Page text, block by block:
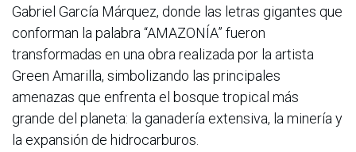
Gabriel García Márquez, donde las letras gigantes que
conforman la palabra “AMAZONÍA” fueron
transformadas en una obra realizada por la artista
Green Amarilla, simbolizando las principales
amenazas que enfrenta el bosque tropical más
grande del planeta: la ganadería extensiva, la minería y
la expansión de hidrocarburos.